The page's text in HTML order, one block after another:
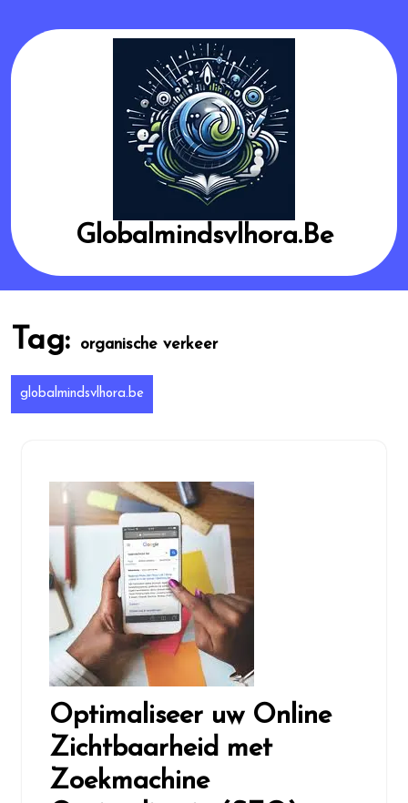
content
Globalmindsvlhora.be
Tag: organische verkeer
globalmindsvlhora.be
Optimaliseer uw Online
Zichtbaarheid met
Zoekmachine